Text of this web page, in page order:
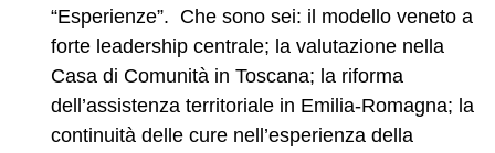
“Esperienze”. Che sono sei: il modello veneto a
forte leadership centrale; la valutazione nella
Casa di Comunità in Toscana; la riforma
dell’assistenza territoriale in Emilia-Romagna; la
continuità delle cure nell’esperienza della